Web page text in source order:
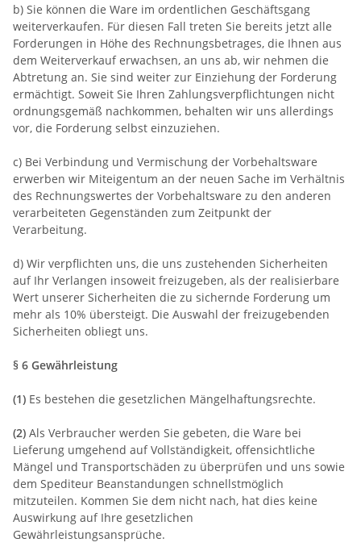
b) Sie können die Ware im ordentlichen Geschäftsgang
weiterverkaufen. Für diesen Fall treten Sie bereits jetzt alle
Forderungen in Höhe des Rechnungsbetrages, die Ihnen aus
dem Weiterverkauf erwachsen, an uns ab, wir nehmen die
Abtretung an. Sie sind weiter zur Einziehung der Forderung
ermächtigt. Soweit Sie Ihren Zahlungsverpflichtungen nicht
ordnungsgemäß nachkommen, behalten wir uns allerdings
vor, die Forderung selbst einzuziehen.
c) Bei Verbindung und Vermischung der Vorbehaltsware
erwerben wir Miteigentum an der neuen Sache im Verhältnis
des Rechnungswertes der Vorbehaltsware zu den anderen
verarbeiteten Gegenständen zum Zeitpunkt der
Verarbeitung.
d) Wir verpflichten uns, die uns zustehenden Sicherheiten
auf Ihr Verlangen insoweit freizugeben, als der realisierbare
Wert unserer Sicherheiten die zu sichernde Forderung um
mehr als 10% übersteigt. Die Auswahl der freizugebenden
Sicherheiten obliegt uns.
§ 6 Gewährleistung
(1) Es bestehen die gesetzlichen Mängelhaftungsrechte.
(2) Als Verbraucher werden Sie gebeten, die Ware bei
Lieferung umgehend auf Vollständigkeit, offensichtliche
Mängel und Transportschäden zu überprüfen und uns sowie
dem Spediteur Beanstandungen schnellstmöglich
mitzuteilen. Kommen Sie dem nicht nach, hat dies keine
Auswirkung auf Ihre gesetzlichen
Gewährleistungsansprüche.